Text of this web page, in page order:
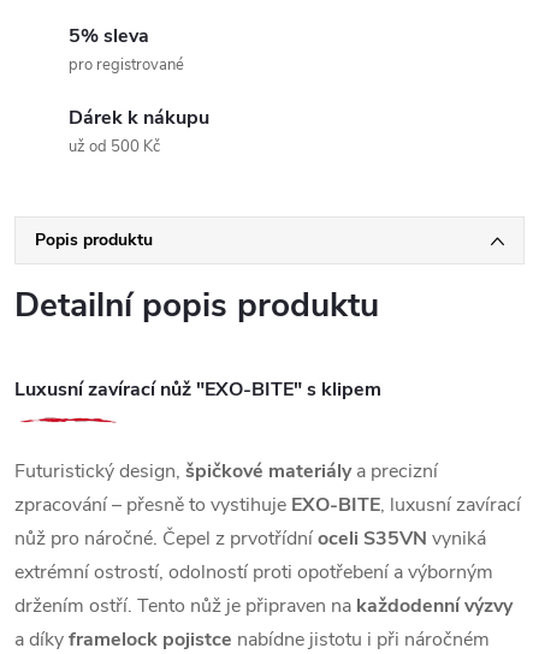
5% sleva
pro registrované
Dárek k nákupu
už od 500 Kč
Popis produktu
Detailní popis produktu
Luxusní zavírací nůž "EXO-BITE" s klipem
Futuristický design, špičkové materiálya precizní
zpracování – přesně to vystihuje EXO-BITE, luxusní zavírací
nůž pro náročné. Čepel z prvotřídníoceli S35VN vyniká
extrémní ostrostí, odolností proti opotřebení a výborným
držením ostří. Tento nůž je připraven na každodenní výzvy
a díkyframelock pojistce nabídne jistotu i při náročném